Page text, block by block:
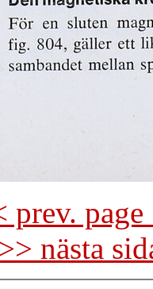
prev.
>> nästa